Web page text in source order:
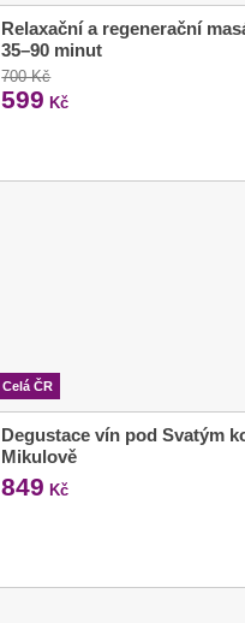
Relaxační a regenerační
35–90 minut
700 Kč
599 Kč
Celá ČR
Degustace vín pod Svatým
Mikulově
849 Kč